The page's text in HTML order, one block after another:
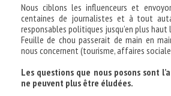
Nous ciblons les influenceurs et
centaines de journalistes et à tout
responsables politiques jusqu’en plus
Feuille de chou passerait de main en
nous concernent (tourisme, affaires
Les questions que nous posons sont
ne peuvent plus être éludées.